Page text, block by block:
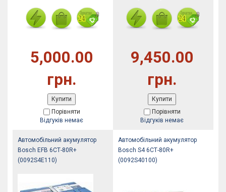
5,000.00
грн.
Купити
Порівняти
Відгуків немає
9,450.00
грн.
Купити
Порівняти
Відгуків немає
Автомобільний акумулятор
Bosch EFB 6СТ-80R+
(0092S4E110)
Автомобільний акумулятор
Bosch S4 6СТ-80R+
(0092S40100)